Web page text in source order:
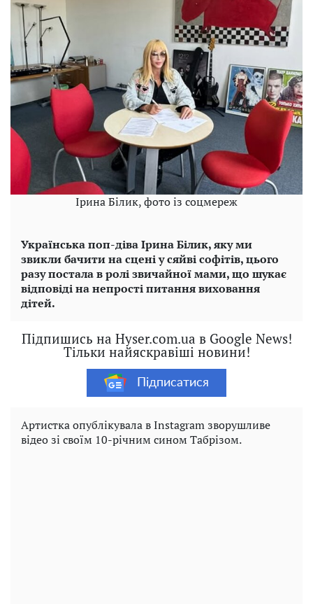
Ірина Білик, фото із соцмереж
Українська поп-діва Ірина Білик, яку ми
звикли бачити на сцені у сяйві софітів, цього
разу постала в ролі звичайної мами, що шукає
відповіді на непрості питання виховання
дітей.
Підпишись на Hyser.com.ua в Google News!
Тільки найяскравіші новини!
Підписатися
Артистка опублікувала в Instagram зворушливе
відео зі своїм 10-річним сином Табрізом.